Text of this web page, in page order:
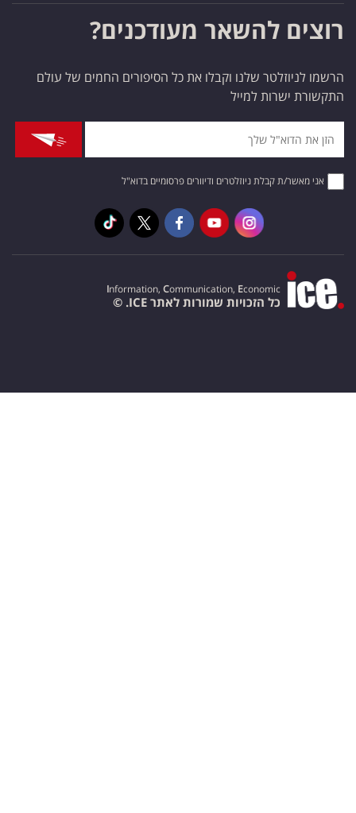
רוצים להשאר מעודכנים?
הרשמו לניוזלטר שלנו וקבלו את כל הסיפורים החמים של עולם
התקשורת ישרות למייל
אני מאשר/ת קבלת ניוזלטרים ודיוורים פרסומיים בדוא"ל
Information, Communication, Economic
כל הזכויות שמורות לאתר ICE. ©